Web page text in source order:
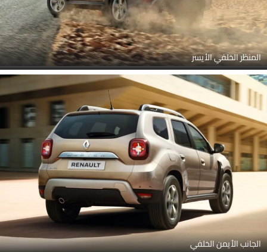
المنظر الخلفي الأيسر
الجانب الأيمن الخلفي